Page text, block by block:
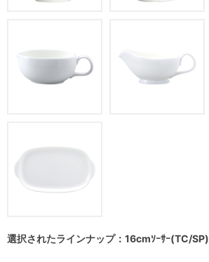
選択されたラインナップ：16cmｿｰｻｰ(TC/SP)